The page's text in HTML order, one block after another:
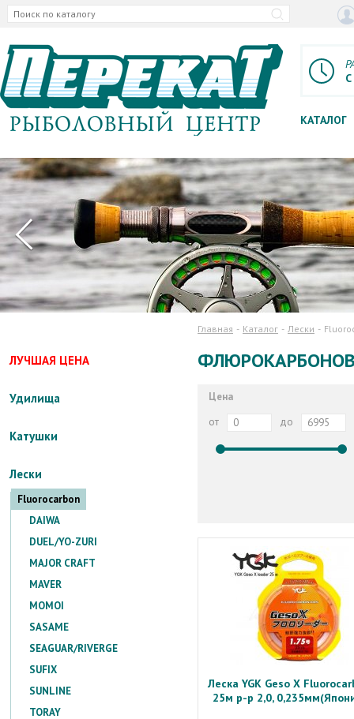
КАТАЛОГ
ЛУЧШАЯ ЦЕНА
Удилища
Катушки
Лески
Fluorocarbon
DAIWA
DUEL/YO-ZURI
MAJOR CRAFT
MAVER
MOMOI
SASAME
SEAGUAR/RIVERGE
SUFIX
SUNLINE
TORAY
Главная Каталог Лески
Цена
от
до
Леска YGK Geso X
25м р-р 2,0,